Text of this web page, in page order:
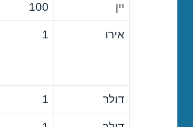
יין 100
אירו 1
דולר 1